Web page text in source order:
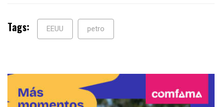
Tags: EEUU petro